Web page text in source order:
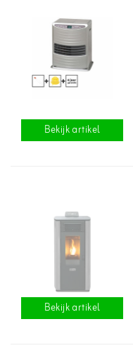
Bekijk artikel
Bekijk artikel